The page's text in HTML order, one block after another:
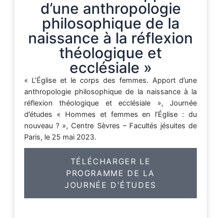
d’une anthropologie
philosophique de la
naissance à la réflexion
théologique et
ecclésiale »
« L’Église et le corps des femmes. Apport d’une
anthropologie philosophique de la naissance à la
réflexion théologique et ecclésiale », Journée
d’études « Hommes et femmes en l’Église : du
nouveau ? », Centre Sèvres – Facultés jésuites de
Paris, le 25 mai 2023.
TÉLÉCHARGER LE
PROGRAMME DE LA
JOURNÉE D'ÉTUDES